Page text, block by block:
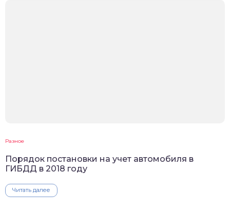
Разное
Порядок постановки на учет автомобиля в
ГИБДД в 2018 году
Читать далее